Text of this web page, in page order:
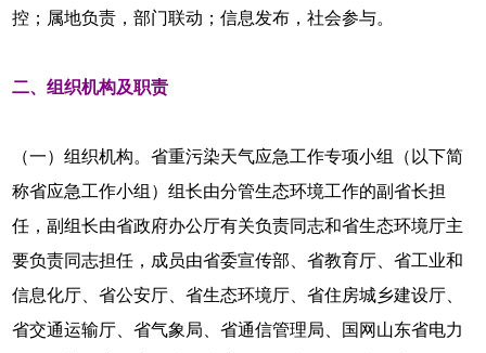
控；属地负责，部门联动；信息发布，社会参与。
二、组织机构及职责
（一）组织机构。省重污染天气应急工作专项小组（以下简
称省应急工作小组）组长由分管生态环境工作的副省长担
任，副组长由省政府办公厅有关负责同志和省生态环境厅主
要负责同志担任，成员由省委宣传部、省教育厅、省工业和
信息化厅、省公安厅、省生态环境厅、省住房城乡建设厅、
省交通运输厅、省气象局、省通信管理局、国网山东省电力